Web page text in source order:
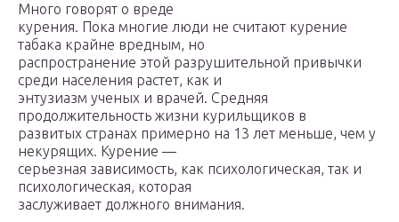
Много говорят о вреде
курения. Пока многие люди не считают курение
табака крайне вредным, но
распространение этой разрушительной привычки
среди населения растет, как и
энтузиазм ученых и врачей. Средняя
продолжительность жизни курильщиков в
развитых странах примерно на 13 лет меньше, чем у
некурящих. Курение —
серьезная зависимость, как психологическая, так и
психологическая, которая
заслуживает должного внимания.